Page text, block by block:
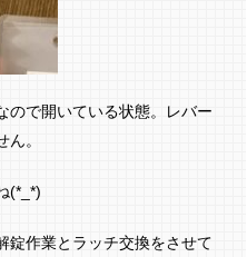
ので開いている状態。レバー
。
(*_*)
錠作業とラッチ交換をさせて